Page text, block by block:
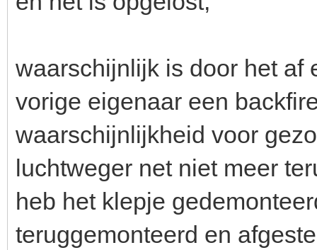
waarschijnlijk is door het af
vorige eigenaar een
waarschijnlijkheid voor
luchtweger net niet meer
heb het klepje
teruggemonteerd en